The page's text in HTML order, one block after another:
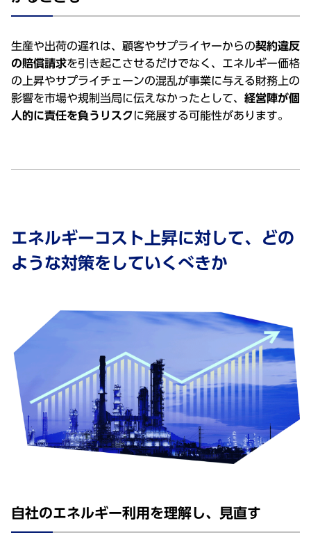
⽣産や出荷の遅れは、顧客やサプライヤーからの契約違反
の賠償請求を引き起こさせるだけでなく、エネルギー価格
の上昇やサプライチェーンの混乱が事業に与える財務上の
影響を市場や規制当局に伝えなかったとして、 経営陣が個
⼈的に責任を負うリスク に発展する可能性があります。
エネルギーコスト上昇に対して、どの
ような対策をしていくべきか
⾃社のエネルギー利⽤を理解し、⾒直す